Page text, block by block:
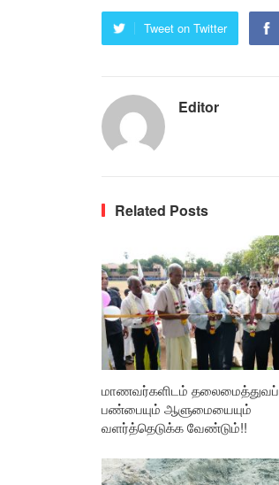
Tweet on Twitter
Editor
Related Posts
மாணவர்களிடம் தலைமைத்துவப்
பண்பையும் ஆளுமையையும்
வளர்த்தெடுக்க வேண்டும்!!